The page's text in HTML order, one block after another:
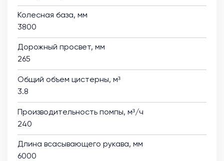
Колесная база, мм
3800
Дорожный просвет, мм
265
Общий объем цистерны, м³
3.8
Производительность помпы, м³/ч
240
Длина всасывающего рукава, мм
6000